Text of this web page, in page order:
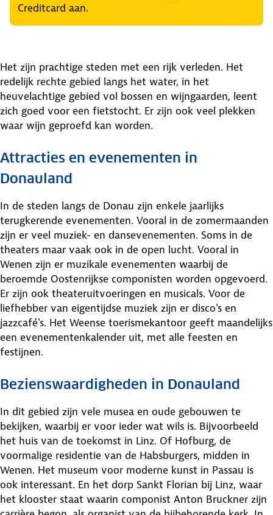
Creditcard aan.
Het zijn prachtige steden met een rijk verleden. Het
redelijk rechte gebied langs het water, in het
heuvelachtige gebied vol bossen en wijngaarden, leent
zich goed voor een fietstocht. Er zijn ook veel plekken
waar wijn geproefd kan worden.
Attracties en evenementen in
Donauland
In de steden langs de Donau zijn enkele jaarlijks
terugkerende evenementen. Vooral in de zomermaanden
zijn er veel muziek- en dansevenementen. Soms in de
theaters maar vaak ook in de open lucht. Vooral in
Wenen zijn er muzikale evenementen waarbij de
beroemde Oostenrijkse componisten worden opgevoerd.
Er zijn ook theateruitvoeringen en musicals. Voor de
liefhebber van eigentijdse muziek zijn er disco's en
jazzcafé's. Het Weense toerismekantoor geeft maandelijks
een evenementenkalender uit, met alle feesten en
festijnen.
Bezienswaardigheden in Donauland
In dit gebied zijn vele musea en oude gebouwen te
bekijken, waarbij er voor ieder wat wils is. Bijvoorbeeld
het huis van de toekomst in Linz. Of Hofburg, de
voormalige residentie van de Habsburgers, midden in
Wenen. Het museum voor moderne kunst in Passau is
ook interessant. En het dorp Sankt Florian bij Linz, waar
het klooster staat waarin componist Anton Bruckner zijn